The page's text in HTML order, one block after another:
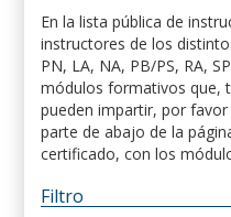
En la lista pública de
instructores de los
PN, LA, NA, PB/PS, RA,
módulos formativos que,
pueden impartir, por
parte de abajo de la
certificado, con los
Filtro